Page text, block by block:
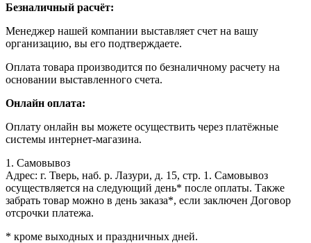
Безналичный расчёт:
Менеджер нашей компании выставляет счет на вашу
организацию, вы его подтверждаете.
Оплата товара производится по безналичному расчету на
основании выставленного счета.
Онлайн оплата:
Оплату онлайн вы можете осуществить через платёжные
системы интернет-магазина.
1. Самовывоз
Адрес: г. Тверь, наб. р. Лазури, д. 15, стр. 1. Самовывоз
осуществляется на следующий день* после оплаты. Также
забрать товар можно в день заказа*, если заключен Договор
отсрочки платежа.
* кроме выходных и праздничных дней.